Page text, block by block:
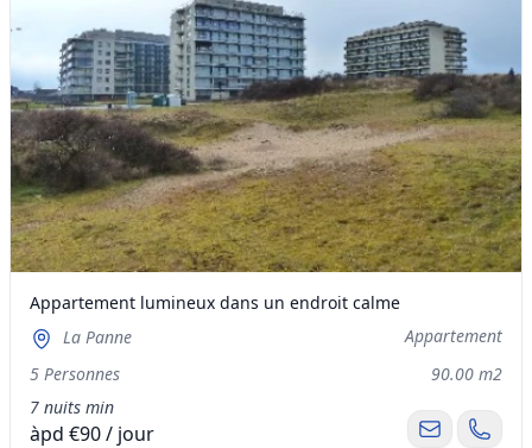
Appartement lumineux dans un endroit calme
La Panne
Appartement
5 Personnes
90.00 m2
7 nuits min
àpd €90 / jour